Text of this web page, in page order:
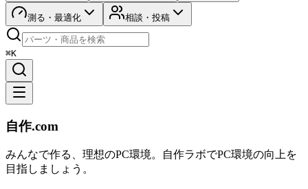
測る・最適化 相談・投稿
⌘K
自作.com
みんなで作る、理想のPC環境。 自作ラボでPC環境の向上を
目指しましょう。